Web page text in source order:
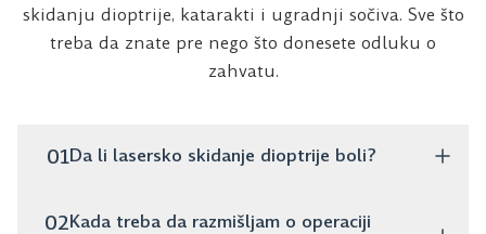
skidanju dioptrije, katarakti i ugradnji sočiva. Sve što
treba da znate pre nego što donesete odluku o
zahvatu.
01Da li lasersko skidanje dioptrije boli?
Ne, zahvat je potpuno bezbolan. Traje svega nekoliko
02Kada treba da razmišljam o operaciji